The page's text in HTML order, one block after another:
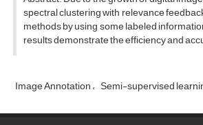
spectral clustering with relevance
methods by using some labeled
results demonstrate the efficiency and
Image Annotation Semi-supervised